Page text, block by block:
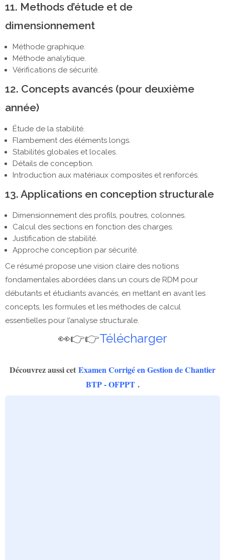
11. Methods d’étude et de
dimensionnement
Méthode graphique.
Méthode analytique.
Vérifications de sécurité.
12. Concepts avancés (pour deuxième
année)
Étude de la stabilité.
Flambement des éléments longs.
Stabilités globales et locales.
Détails de conception.
Introduction aux matériaux composites et renforcés.
13. Applications en conception structurale
Dimensionnement des profils, poutres, colonnes.
Calcul des sections en fonction des charges.
Justification de stabilité.
Approche conception par sécurité.
Ce résumé propose une vision claire des notions
fondamentales abordées dans un cours de RDM pour
débutants et étudiants avancés, en mettant en avant les
concepts, les formules et les méthodes de calcul
essentielles pour l’analyse structurale.
👀👉👉Télécharger
Découvrez aussi cet Examen Corrigé en Gestion de Chantier
BTP - OFPPT .